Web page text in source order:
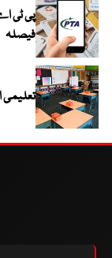
پی ٹی
فیصلہ
تعلیمی ادارے 24 اگست تک